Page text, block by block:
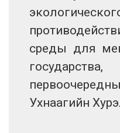
среды для
Ухнаагийн